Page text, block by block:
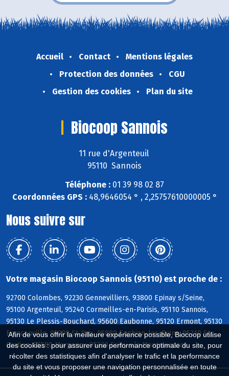
Afin de vous offrir la meilleure expérience possible, Biocoop utilise
des cookies : pour assurer une performance optimale du site, pour
récolter des statistiques afin d'analyser le trafic et la performance
du site et vous proposer une navigation personnalisée en toute
Accueil Contact
Mentions légales
Protection des données
CGU
Gestion des cookies
Plan du site
Biocoop Sannois
11 rue d'Argenteuil
95110 Sannois
Téléphone : 01 39 98 02 87
Coordonnées GPS :48,9646054 ° , 2,25757610000005 °
Nous suivre sur
Votre magasin Biocoop Sannois (95110) est proche de :
92700 Colombes, 92230 Gennevilliers, 93800 Epinay s/Seine,
95100 Argenteuil, 95240 Cormeilles-en-Parisis, 95110 Sannois,
95130 Le Plessis-Bouchard, 95600 Eaubonne, 95120 Ermont, 95130
Franconville, 95390 St-Prix, 95880 Enghien-les-Bains, 95210 St-
Gratien, 95580 Margency, 95230 Soisy s/s Montmorency